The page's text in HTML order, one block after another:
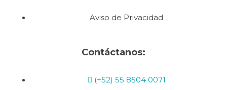
Aviso de Privacidad
Contáctanos:
(+52) 55 8504 0071